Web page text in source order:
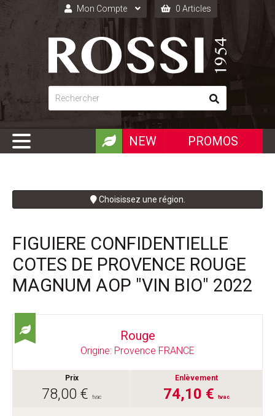
Mon Compte
Connexion
Inscription
0 Articles
PROMOS
NEW
Choisissez une région.
FIGUIERE CONFIDENTIELLE
COTES DE PROVENCE ROUGE
MAGNUM AOP "VIN BIO" 2022
Rouge
Origine: Provence FRANCE
Prix
78,00 € tvac
Enlèvement
74,10 € tvac